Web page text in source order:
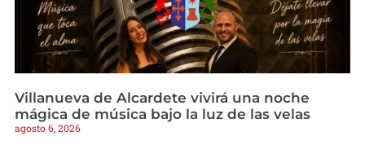
Villanueva de Alcardete vivirá una noche
mágica de música bajo la luz de las velas
agosto 6, 2026